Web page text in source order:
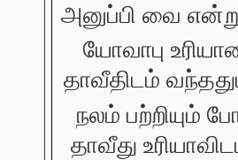
அனுப்பி வை
யோவாபு
தாவீதிடம்
நலம் பற்றியும்
தாவீது